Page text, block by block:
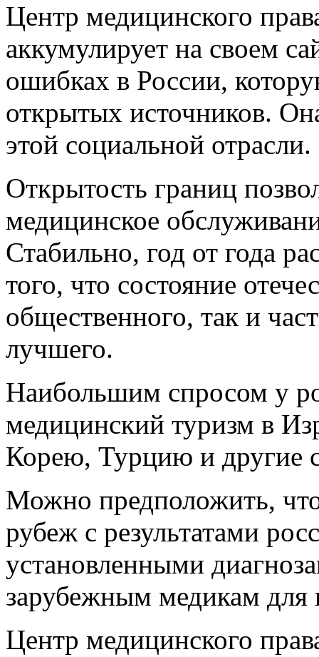
Центр медицинского
аккумулирует на своем
ошибках в России,
открытых источников.
этой социальной отрасли.
Открытость границ
медицинское
Стабильно, год от года
того, что состояние
общественного, так и
лучшего.
Наибольшим спросом у
медицинский туризм в
Корею, Турцию и другие
Можно предположить,
рубеж с результатами
установленными
зарубежным медикам для
Центр медицинского